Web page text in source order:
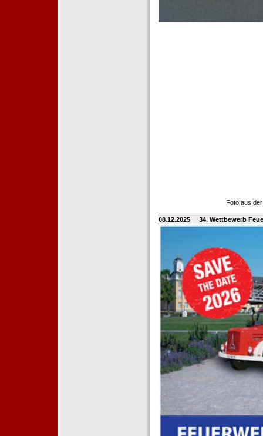
Foto aus
08.12.2025 34. Wettbewerb